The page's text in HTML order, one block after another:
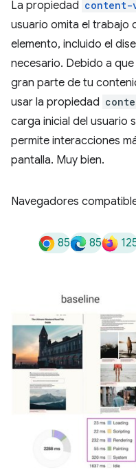
La propiedad
usuario omita el trabajo
elemento, incluido el
necesario. Debido a
gran parte de tu
usar la propiedad
carga inicial del usuario
permite interacciones
pantalla. Muy bien.
Navegadores
85 85